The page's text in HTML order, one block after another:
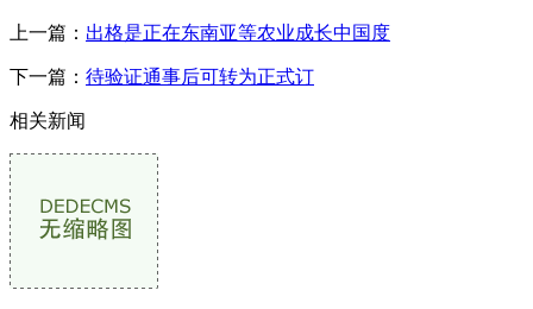
上一篇： 出格是正在东南亚等农业成长中国度
下一篇： 待验证通事后可转为正式订
相关新闻